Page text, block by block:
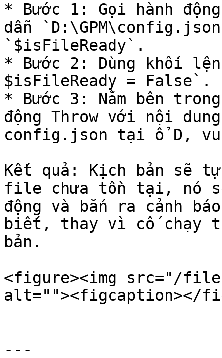
* Bước 1: Gọi hành
dẫn
`$isFileReady`.
* Bước 2: Dùng khối
$isFileReady = False`.
* Bước 3: Nằm bên
động Throw với nội
config.json tại ổ D,
Kết quả: Kịch bản sẽ
file chưa tồn tại, nó sẽ
động và bắn ra cảnh
biết, thay vì cố chạy
bản.
<figure><img src="/
alt=""><figcaption></
---